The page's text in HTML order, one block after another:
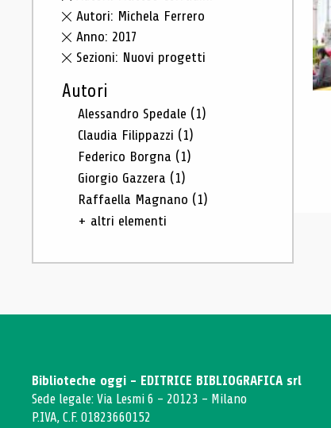
Autori: Michela Ferrero
Anno: 2017
Sezioni: Nuovi progetti
Autori
Alessandro Spedale (1)
Claudia Filippazzi (1)
Federico Borgna (1)
Giorgio Gazzera (1)
Raffaella Magnano (1)
+ altri elementi
Biblioteche oggi - EDITRICE BIBLIOGRAFICA srl
Sede legale: Via Lesmi 6 - 20123 - Milano
P.IVA, C.F. 01823660152